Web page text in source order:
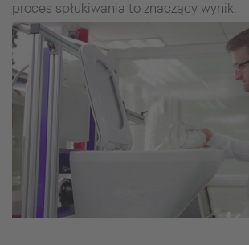
proces spłukiwania to znaczący wynik.